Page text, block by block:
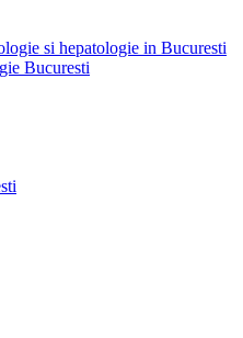
si hepatologie in Bucuresti
Bucuresti